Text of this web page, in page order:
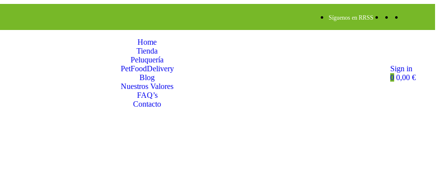
Síguenos en RRSS
Home
Tienda
Peluquería
PetFoodDelivery
Blog
Nuestros Valores
FAQ’s
Contacto
Sign in
0 0,00 €